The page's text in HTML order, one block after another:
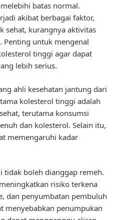
batas normal.
akibat berbagai faktor,
sehat, kurangnya aktivitas
Penting untuk mengenal
tinggi agar dapat
lebih serius.
ahli kesehatan jantung dari
kolesterol tinggi adalah
terutama konsumsi
dan kolesterol. Selain itu,
memengaruhi kadar
tidak boleh dianggap remeh.
risiko terkena
dan penyumbatan pembuluh
menyebabkan penumpukan